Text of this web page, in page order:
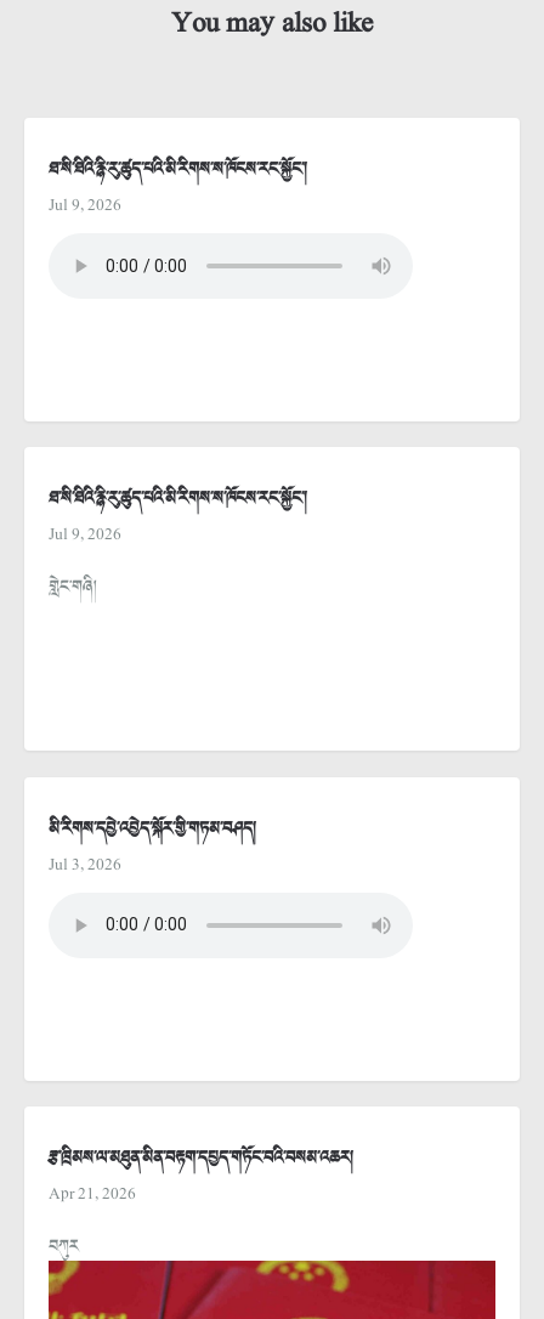
You may also like
ཐ་སི་ཐིའི་རྙི་རུ་ཚུད་པའི་མི་རིགས་ས་ཁོངས་རང་སྐྱོང་།
Jul 9, 2026
ཐ་སི་ཐིའི་རྙི་རུ་ཚུད་པའི་མི་རིགས་ས་ཁོངས་རང་སྐྱོང་།
Jul 9, 2026
གླེང་གཞི།
མི་རིགས་དབྱེ་འབྱེད་སྐོར་གྱི་གཏམ་བཤད།
Jul 3, 2026
རྩ་ཁྲིམས་ལ་མཐུན་མིན་བརྟག་དཔྱད་གཏོང་བའི་བསམ་འཆར།
Apr 21, 2026
བཀུར